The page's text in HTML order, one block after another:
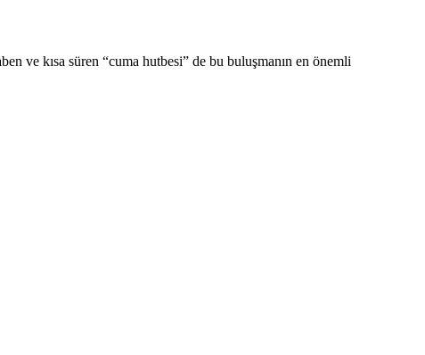
ve kısa süren “cuma hutbesi” de bu buluşmanın en önemli